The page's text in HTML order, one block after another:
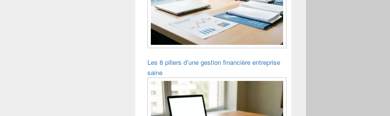
Les 8 piliers d’une gestion financière entreprise
saine